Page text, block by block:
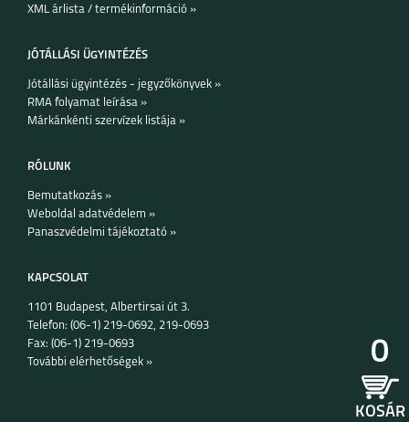
MOTO E20
XML árlista / termékinformáció »
JÓTÁLLÁSI ÜGYINTÉZÉS
Jótállási ügyintézés - jegyzőkönyvek »
RMA folyamat leírása »
Márkánkénti szervízek listája »
RÓLUNK
Bemutatkozás »
Weboldal adatvédelem »
Panaszvédelmi tájékoztató »
KAPCSOLAT
1101 Budapest, Albertirsai út 3.
Telefon: (06-1) 219-0692, 219-0693
Fax: (06-1) 219-0693
További elérhetőségek »
0
KOSÁR